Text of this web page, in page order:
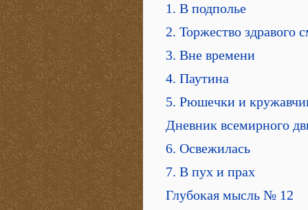
1. В подполье
2. Торжество здравого
3. Вне времени
4. Паутина
5. Рюшечки и
Дневник всемирного
6. Освежилась
7. В пух и прах
Глубокая мысль № 12